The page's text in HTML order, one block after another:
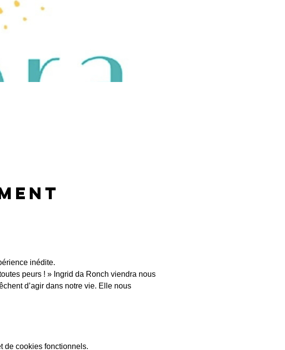
inédite.
peurs ! » Ingrid da Ronch viendra nous
d’agir dans notre vie. Elle nous
de cookies fonctionnels.